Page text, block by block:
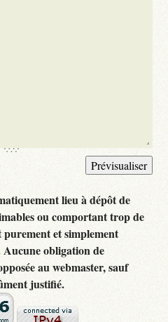
lieu à dépôt de
ou comportant trop de
et simplement
obligation de
au webmaster, sauf
justifié.